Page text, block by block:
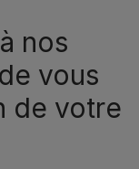
nos
vous
de votre